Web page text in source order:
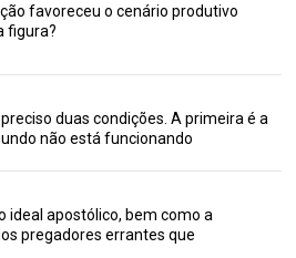
favoreceu o cenário produtivo
figura?
duas condições. A primeira é a
não está funcionando
ideal apostólico, bem como a
pregadores errantes que